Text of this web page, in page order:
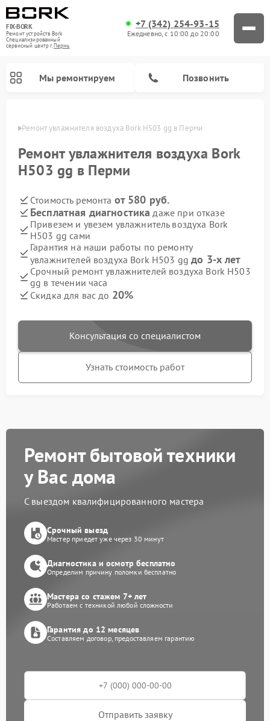
FIX-BORK
Ремонт устройств Bork
Специализированный
cервисный центр г.Пермь
+7 (342) 254-93-15
Ежедневно, с 10:00 до 20:00
Мы ремонтируем Позвонить
Ремонт увлажнителя воздуха Bork H503 gg в Перми
Ремонт увлажнителя воздуха Bork
H503 gg в Перми
Стоимость ремонта от 580 руб.
Бесплатная диагностика даже при отказе
Привезем и увезем увлажнитель воздуха Bork
H503 gg сами
Гарантия на наши работы по ремонту
увлажнителей воздуха Bork H503 ggдо 3-х лет
Срочный ремонт увлажнителей воздуха Bork H503
gg в течении часа
Скидка для вас до 20%
Консультация со специалистом
Узнать стоимость работ
Ремонт бытовой техники
у Вас дома
С выездом квалифицированного мастера
Срочный выезд
Мастер приедет уже через 30 минут
Диагностика и осмотр бесплатно
Определим причину поломки бесплатно
Мастера со стажем 7+ лет
Работаем с техникой любой сложности
Гарантия до 12 месяцев
Составляем договор, предоставляем гарантию
Отправить заявку